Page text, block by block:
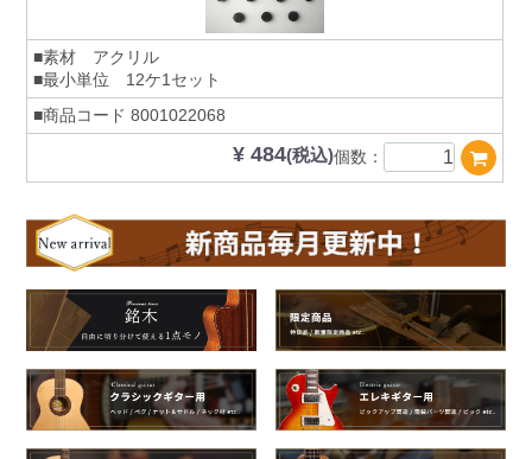
■素材 アクリル
■最小単位 12ケ1セット
■商品コード 8001022068
¥ 484(税込)個数：